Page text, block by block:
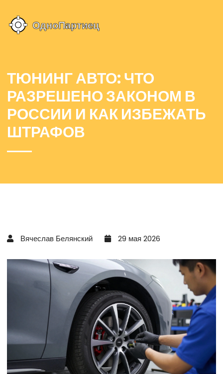
ТЮНИНГ АВТО: ЧТО
РАЗРЕШЕНО ЗАКОНОМ В
РОССИИ И КАК ИЗБЕЖАТЬ
ШТРАФОВ
Вячеслав Белянский 29 мая 2026